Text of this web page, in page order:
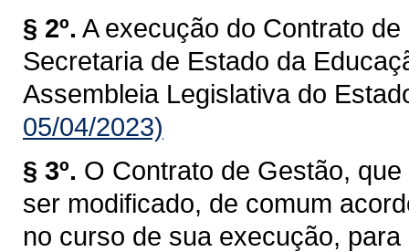
§ 2º. A execução do Contrato
Secretaria de Estado da
Assembleia Legislativa do
05/04/2023)
§ 3º. O Contrato de Gestão,
ser modificado, de comum
no curso de sua execução,